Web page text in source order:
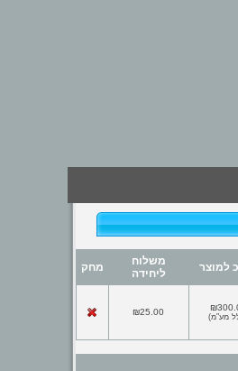
למוצר
משלוח
ליחידה
מחק
מע"מ)
₪25.00